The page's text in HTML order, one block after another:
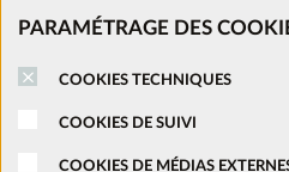
PARAMÉTRAGE DES
COOKIES TECHNIQUES
COOKIES DE SUIVI
COOKIES DE MÉDIAS
Nous suivre sur